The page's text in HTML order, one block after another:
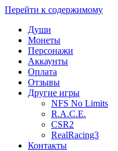
Перейти к содержимому
Души
Монеты
Персонажи
Аккаунты
Оплата
Отзывы
Другие игры
NFS No Limits
R.A.C.E.
CSR2
RealRacing3
Контакты